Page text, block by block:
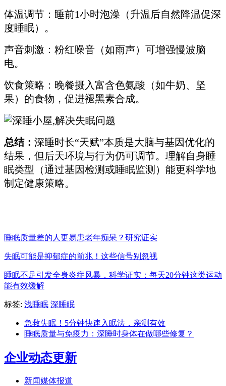
体温调节：睡前1小时泡澡（升温后自然降温促深
度睡眠）。
声音刺激：粉红噪音（如雨声）可增强慢波脑
电。
饮食策略：晚餐摄入富含色氨酸（如牛奶、坚
果）的食物，促进褪黑素合成。
总结： 深睡时长“天赋”本质是大脑与基因优化的
结果，但后天环境与行为仍可调节。理解自身睡
眠类型（通过基因检测或睡眠监测）能更科学地
制定健康策略。
睡眠质量差的人更易患老年痴呆？研究证实
失眠可能是抑郁症的前兆！这些信号别忽视
睡眠不足引发全身炎症风暴，科学证实：每天20分钟这类运动
能有效缓解
标签: 浅睡眠 深睡眠
急救失眠！5分钟快速入眠法，亲测有效
睡眠质量与免疫力：深睡时身体在做哪些修复？
企业动态更新
新闻媒体报道